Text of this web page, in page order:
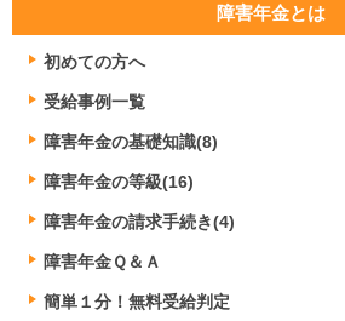
障害年金とは
初めての方へ
受給事例一覧
障害年金の基礎知識(8)
障害年金の等級(16)
障害年金の請求手続き(4)
障害年金Ｑ＆Ａ
簡単１分！無料受給判定